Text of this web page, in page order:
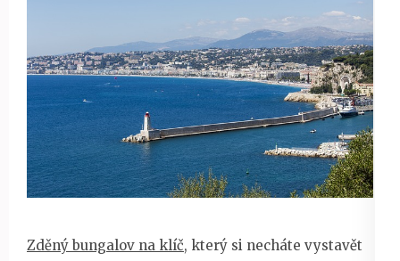
Zděný bungalov na klíč, který si necháte vystavět